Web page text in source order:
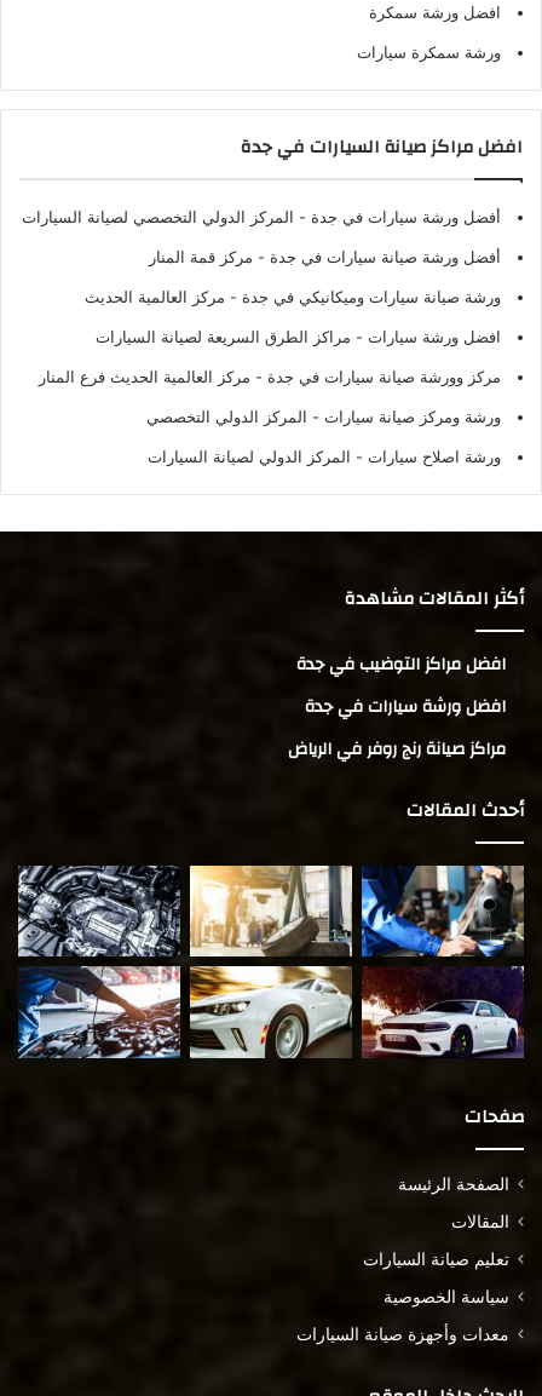
افضل ورشة سمكرة
ورشة سمكرة سيارات
افضل مراكز صيانة السيارات في جدة
أفضل ورشة سيارات في جدة - المركز الدولي التخصصي لصيانة السيارات
أفضل ورشة صيانة سيارات في جدة - مركز قمة المنار
ورشة صيانة سيارات وميكانيكي في جدة - مركز العالمية الحديث
افضل ورشة سيارات - مراكز الطرق السريعة لصيانة السيارات
مركز وورشة صيانة سيارات في جدة - مركز العالمية الحديث فرع المنار
ورشة ومركز صيانة سيارات - المركز الدولي التخصصي
ورشة اصلاح سيارات - المركز الدولي لصيانة السيارات
أكثر المقالات مشاهدة
افضل مراكز التوضيب في جدة
افضل ورشة سيارات في جدة
مراكز صيانة رنج روفر في الرياض
أحدث المقالات
صفحات
الصفحة الرئيسة
المقالات
تعليم صيانة السيارات
سياسة الخصوصية
معدات وأجهزة صيانة السيارات